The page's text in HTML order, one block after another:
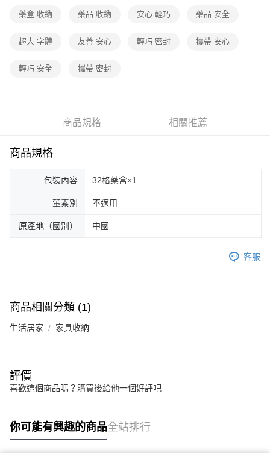
藥盒 收納 藥品 收納 安心 輕巧 藥品 安全
超大 字體 友善 安心 輕巧 密封 攜帶 安心
輕巧 安全 攜帶 密封
商品規格 相關推薦
商品規格
包裝內容 32格藥盒×1
葷素別 不適用
原產地（國別） 中國
客服
商品相關分類 (1)
生活居家 家具收納
評價
喜歡這個商品嗎？購買後給他一個好評吧
你可能有興趣的商品全站排行